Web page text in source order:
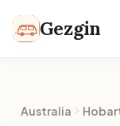
Gezgin
Australia